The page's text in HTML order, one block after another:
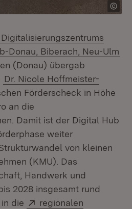
Extern:
Digitalisierungszentrums
Donau, Biberach, Neu-Ulm
(Donau) übergab
Dr. Nicole Hoffmeister-
Förderscheck in Höhe
an die
Damit ist der Digital Hub
weiter
von kleinen
(KMU). Das
Handwerk und
2028 insgesamt rund
die
Extern:
regionalen